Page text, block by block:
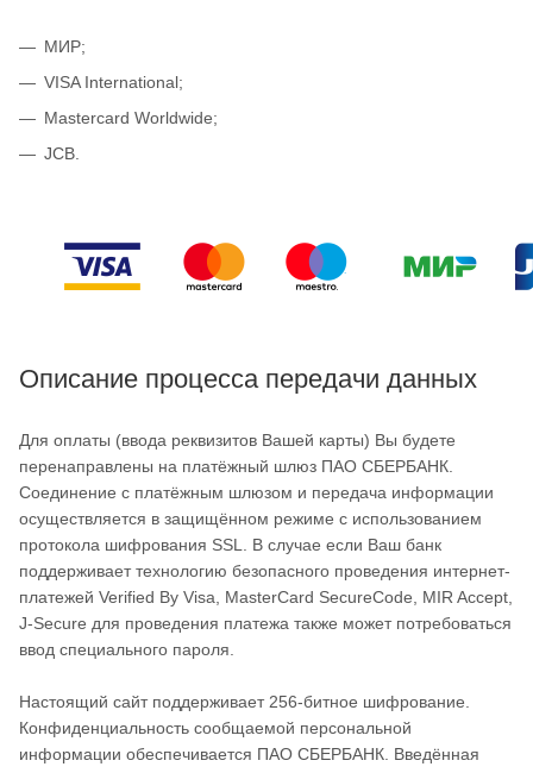
МИР;
VISA International;
Mastercard Worldwide;
JCB.
Описание процесса передачи данных
Для оплаты (ввода реквизитов Вашей карты) Вы будете
перенаправлены на платёжный шлюз ПАО СБЕРБАНК.
Соединение с платёжным шлюзом и передача информации
осуществляется в защищённом режиме с использованием
протокола шифрования SSL. В случае если Ваш банк
поддерживает технологию безопасного проведения интернет-
платежей Verified By Visa, MasterCard SecureCode, MIR Accept,
J-Secure для проведения платежа также может потребоваться
ввод специального пароля.
Настоящий сайт поддерживает 256-битное шифрование.
Конфиденциальность сообщаемой персональной
информации обеспечивается ПАО СБЕРБАНК. Введённая